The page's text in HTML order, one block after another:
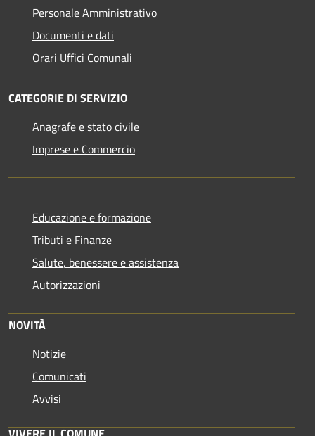
Personale Amministrativo
Documenti e dati
Orari Uffici Comunali
CATEGORIE DI SERVIZIO
Anagrafe e stato civile
Imprese e Commercio
Educazione e formazione
Tributi e Finanze
Salute, benessere e assistenza
Autorizzazioni
NOVITÀ
Notizie
Comunicati
Avvisi